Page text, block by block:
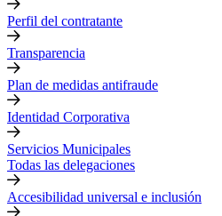
Perfil del contratante
Transparencia
Plan de medidas antifraude
Identidad Corporativa
Servicios Municipales
Todas las delegaciones
Accesibilidad universal e inclusión